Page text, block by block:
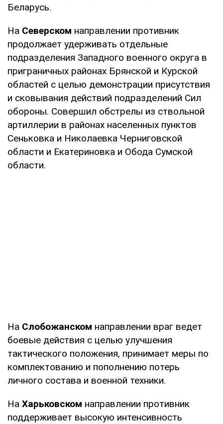
Беларусь.
На Северском направлении противник
продолжает удерживать отдельные
подразделения Западного военного округа в
приграничных районах Брянской и Курской
областей с целью демонстрации присутствия
и сковывания действий подразделений Сил
обороны. Совершил обстрелы из ствольной
артиллерии в районах населенных пунктов
Сеньковка и Николаевка Черниговской
области и Екатериновка и Обода Сумской
области.
На Слобожанском направлении враг ведет
боевые действия с целью улучшения
тактического положения, принимает меры по
комплектованию и пополнению потерь
личного состава и военной техники.
На Харьковском направлении противник
поддерживает высокую интенсивность